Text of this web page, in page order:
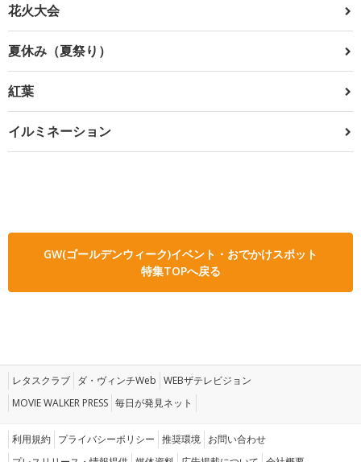
花火大会
夏休み（夏祭り）
紅葉
イルミネーション
GW(ゴールデンウィーク)イベント・おでかけスポット
特集TOPへ戻る
レタスクラブ ダ・ヴィンチWeb WEBザテレビジョン
MOVIE WALKER PRESS 毎日が発見ネット
利用規約 プライバシーポリシー 推奨環境 お問い合わせ